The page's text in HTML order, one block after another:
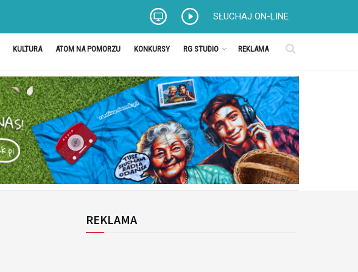
SŁUCHAJ ON-LINE
KULTURA ATOM NA POMORZU KONKURSY RG STUDIO REKLAMA
REKLAMA